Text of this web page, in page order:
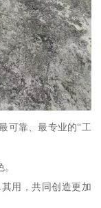
可靠、最专业的“工
用，共同创造更加